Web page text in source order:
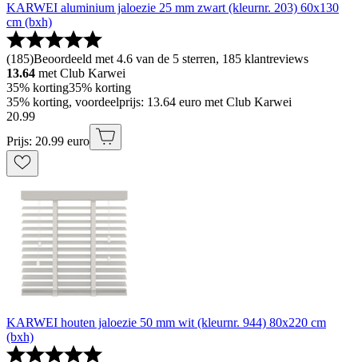
KARWEI aluminium jaloezie 25 mm zwart (kleurnr. 203) 60x130
cm (bxh)
(185)Beoordeeld met 4.6 van de 5 sterren, 185 klantreviews
13.64 met Club Karwei
35% korting35% korting
35% korting, voordeelprijs: 13.64 euro met Club Karwei
20.99
Prijs: 20.99 euro
KARWEI houten jaloezie 50 mm wit (kleurnr. 944) 80x220 cm
(bxh)